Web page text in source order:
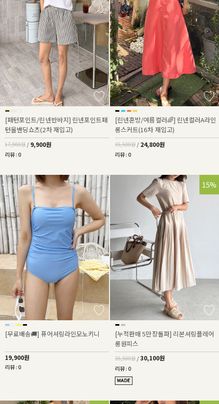
[패턴포인트/린넨반바지] 린넨포인트패
턴올밴딩쇼츠(2차 재입고)
17,900원 / 9,900원
리뷰 : 0
[린넨혼방/여름컬러🌈] 린넨컬러A라인
롱스커트(16차 재입고)
35,500원 / 24,800원
리뷰 : 0
[무료배송🚚] 퓨어셔링라인모노키니
19,900원
리뷰 : 0
15%
[누적판매 5만장돌파] 리본셔링플레어
롱원피스
35,500원 / 30,100원
리뷰 : 0